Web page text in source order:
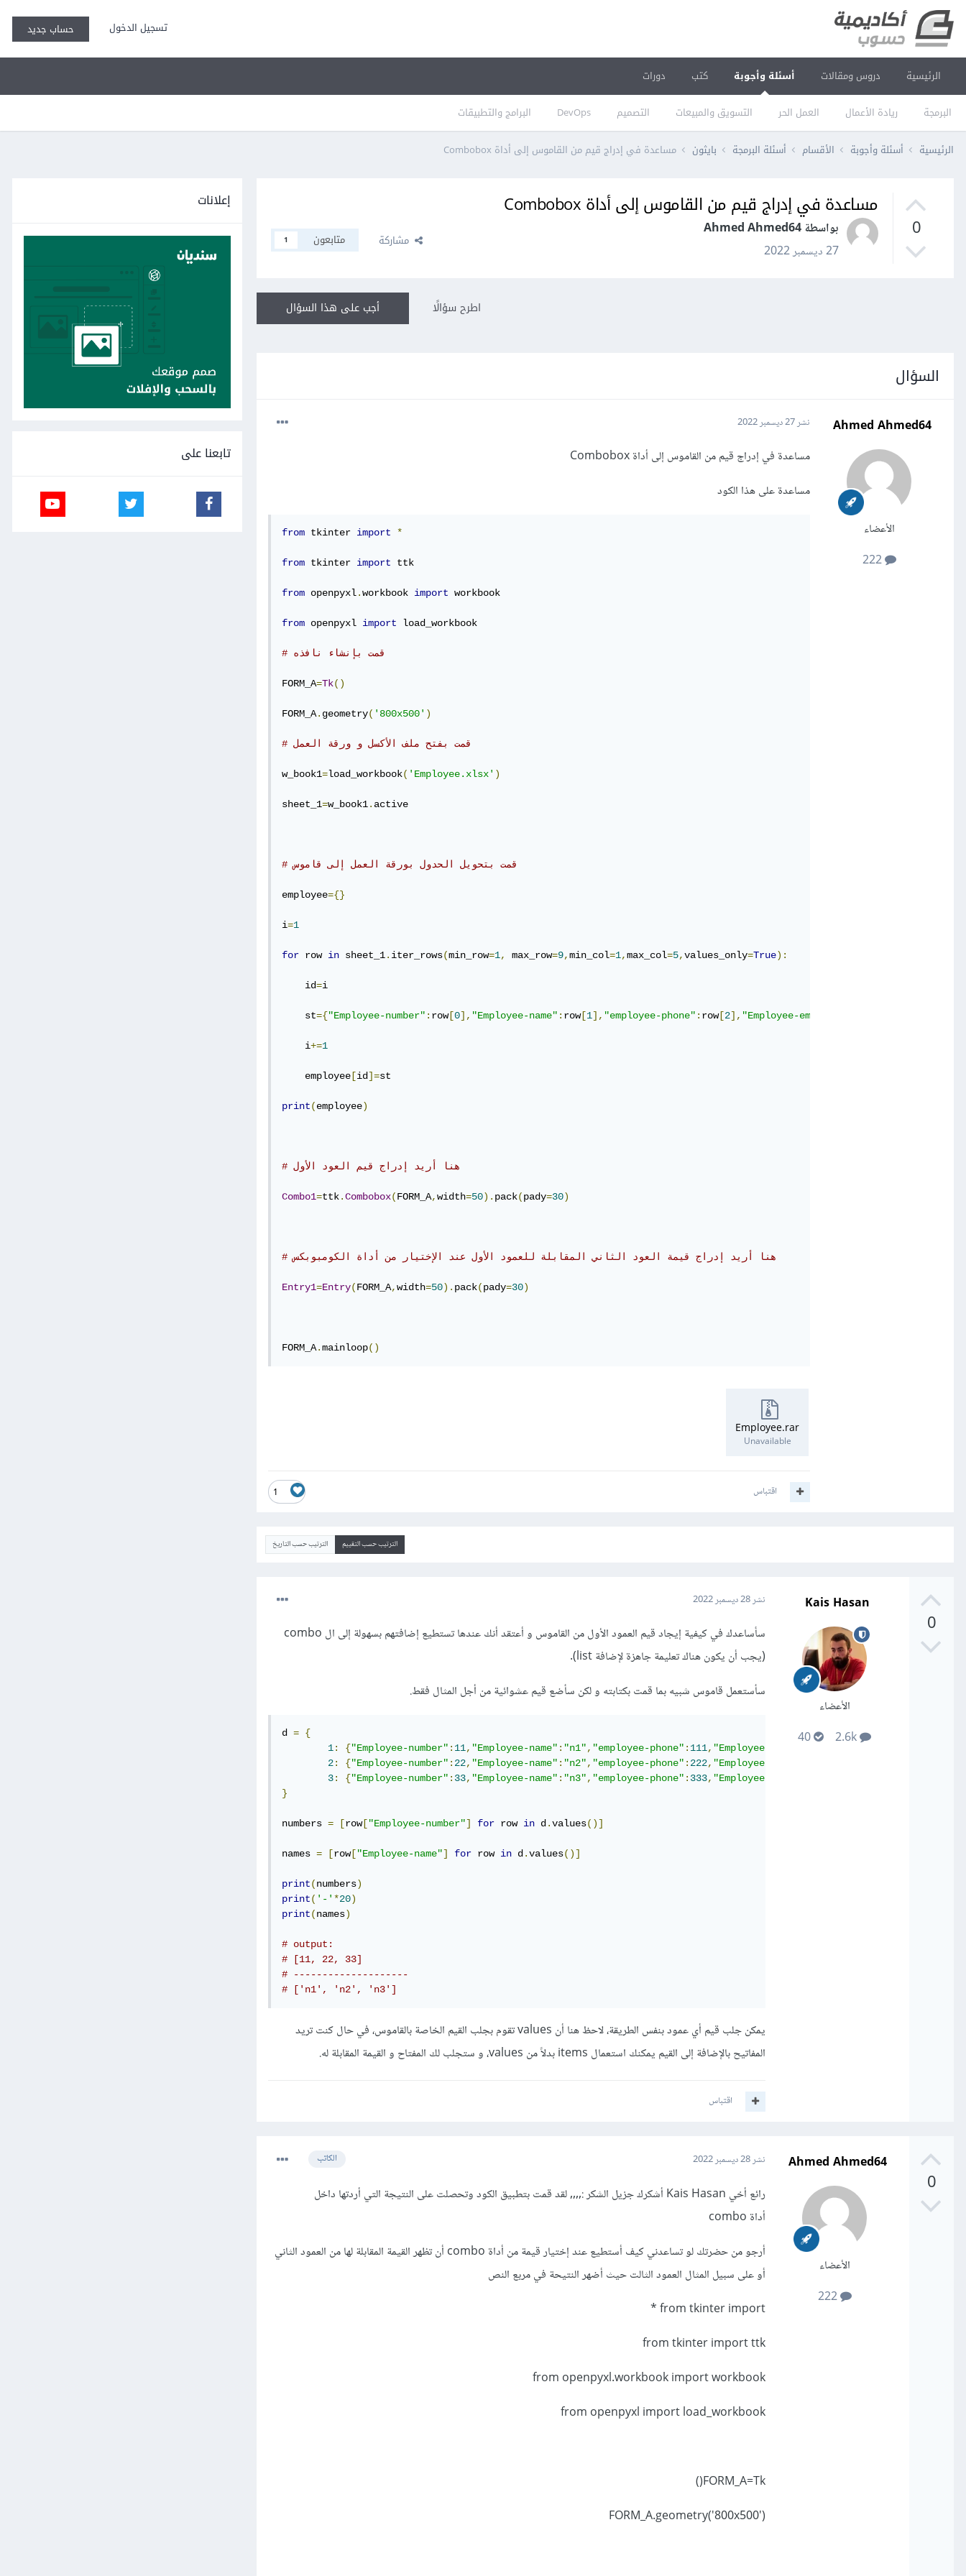
تسجيل الدخول حساب جديد
الرئيسية دروس ومقالات أسئلة وأجوبة
البرمجة ريادة الأعمال العمل الحر التسويق والمبيعات التصميم DevOps البرامج والتطبيقات
كتب دورات
الرئيسية أسئلة وأجوبة الأقسام أسئلة البرمجة بايثون مساعدة في إدراج قيم من القاموس إلى أداة Combobox
0
مساعدة في إدراج قيم من القاموس إلى أداة Combobox
بواسطة Ahmed Ahmed64
27 ديسمبر 2022
مشاركة متابعون 1
أجب على هذا السؤال اطرح سؤالًا
السؤال
Ahmed Ahmed64
الأعضاء
222
نشر27 ديسمبر 2022
مساعدة في إدراج قيم من القاموس إلى أداة Combobox
مساعدة على هذا الكود
from tkinter import *
from tkinter import ttk
from openpyxl.workbook import workbook
from openpyxl import load_workbook
# قمت بإنشاء نافذه
FORM_A=Tk()
FORM_A. geometry( '800x500' )
# قمت بفتح ملف الأكسل و ورقة العمل
w_book1=load_workbook( 'Employee.xlsx' )
sheet_1=w_book1. active
# قمت بتحويل الحدول بورقة العمل إلى قاموس
employee={}
i=1
for row in sheet_1. iter_rows(min_row=1, max_row=9,min_col=1,max_col=5,values_only=True):
id=i
st={"Employee-number" : row[0], "Employee-name" : row[1], "employee-phone" : row[2], "Employee-email"
i+=1
employee [id]=st
print(employee)
# هنا أريد إدراج قيم العود الأول
Combo1=ttk.Combobox(FORM_A,width=50). pack(pady=30)
# هنا أريد إدراج قيمة العود الثاني المقابلة للعمود الأول عند الإختيار من أداة الكومبوبكس
Entry1=Entry(FORM_A,width=50). pack(pady=30)
FORM_A.mainloop()
Employee.rar
Unavailable
1 اقتباس
الترتيب حسب التقييم الترتيب حسب التاريخ
0
Kais Hasan
الأعضاء
نشر28 ديسمبر 2022
سأساعدك في كيفية إيجاد قيم العمود الأول من القاموس و أعتقد أنك عندها تستطيع إضافتهم بسهولة إلى ال combo
(يجب أن يكون هناك تعليمة جاهزة لإضافة list).
سأستعمل قاموس شبيه بما قمت بكتابته و لكن سأضع قيم عشوائية من أجل المثال فقط.
d = {
1: {"Employee-number" : 11, "Employee-name" : "n1", "employee-phone" : 111, "Employee-email"
2: {"Employee-number" : 22, "Employee-name" : "n2", "employee-phone" : 222, "Employee-email"
3: {"Employee-number" : 33, "Employee-name" : "n3", "employee-phone" : 333, "Employee-email"
}
numbers = [row["Employee-number"] for row in d .values()]
names = [row["Employee-name"] for row in d .values()]
print(numbers)
print( '-' *20)
print(names)
# output:
# [11, 22, 33]
# --------------------
# ['n1', 'n2', 'n3']
يمكن جلب قيم أي عمود بنفس الطريقة، لاحظ هنا أن values تقوم بجلب القيم الخاصة بالقاموس، في حال كنت تريد
المفاتيح بالإضافة إلى القيم يمكنك استعمال items بدلاً من values، و ستجلب لك المفتاح و القيمة المقابلة له.
اقتباس
0
Ahmed Ahmed64
الأعضاء
222
الكاتب نشر28 ديسمبر 2022
رائع أخي Kais Hasan أشكرك جزيل الشكر :,,,,لقد قمت بتطبيق الكود وتحصلت على النتيجة التي أردتها داخل
أداة combo
أرجو من حضرتك لو تساعدني كيف أستطيع عند إختيار قيمة من أداة combo أن تظهر القيمة المقابلة لها من العمود الثاني
أو على سبيل المثال العمود الثالت حيث أضهر النتيحة في مربع النص
from tkinter import *
from tkinter import ttk
from openpyxl.workbook import workbook
from openpyxl import load_workbook
FORM_A=Tk()
FORM_A.geometry('800x500')
إعلانات
تابعنا على